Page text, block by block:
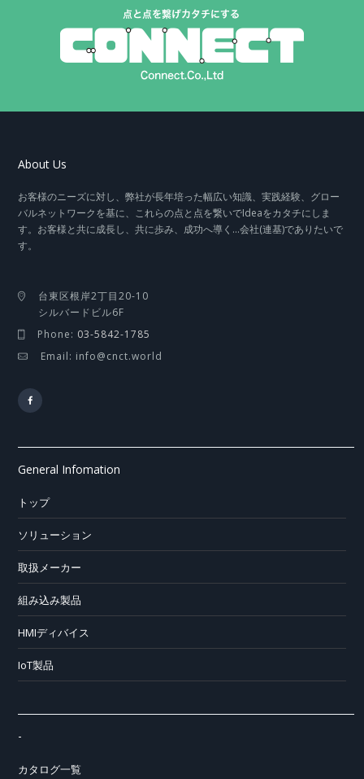
About Us
お客様のニーズに対し、弊社が長年培った幅広い知識、実践経験、グロー
バルネットワークを基に、これらの点と点を繋いでIdeaをカタチにしま
す。お客様と共に成長し、共に歩み、成功へ導く…会社(連基)でありたいで
す。
台東区根岸2丁目20-10
シルバードビル6F
Phone: 03-5842-1785
Email: info@cnct.world
General Infomation
トップ
ソリューション
取扱メーカー
組み込み製品
HMIディバイス
IoT製品
-
カタログ一覧